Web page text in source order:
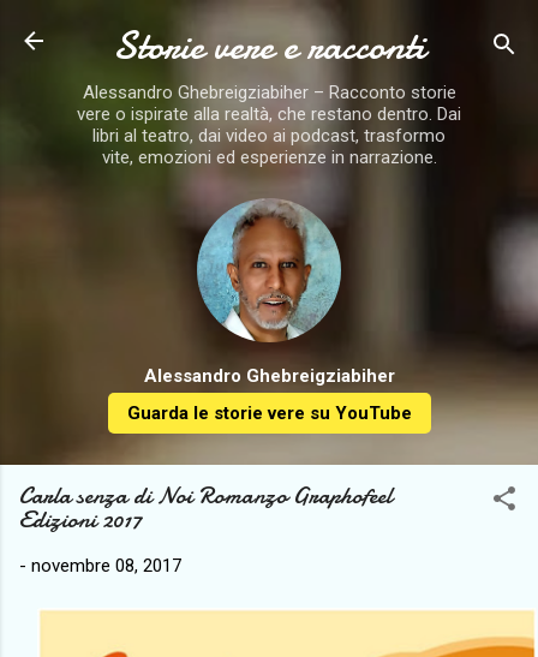
Storie vere e racconti
Alessandro Ghebreigziabiher – Racconto storie
vere o ispirate alla realtà, che restano dentro. Dai
libri al teatro, dai video ai podcast, trasformo
vite, emozioni ed esperienze in narrazione.
Alessandro Ghebreigziabiher
Guarda le storie vere su YouTube
Carla senza di Noi Romanzo Graphofeel
Edizioni 2017
- novembre 08, 2017